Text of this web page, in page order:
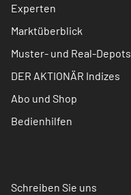
Experten
Marktüberblick
Muster- und Real-Depots
DER AKTIONÄR Indizes
Abo und Shop
Bedienhilfen
Schreiben Sie uns